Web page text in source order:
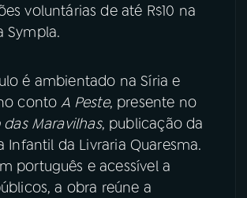
voluntárias de até R$10 na
Sympla.
é ambientado na Síria e
contoA Peste, presente no
das Maravilhas, publicação da
Infantil da Livraria Quaresma.
português e acessível a
a obra reúne a